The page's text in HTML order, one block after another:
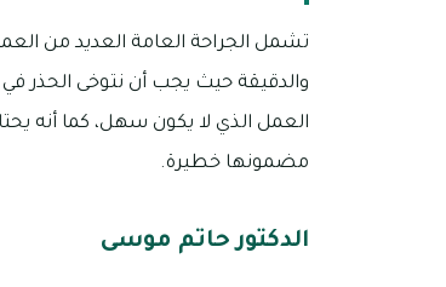
تشمل الجراحة العامة العديد من
والدقيقة حيث يجب أن نتوخى الحذر
العمل الذي لا يكون سهل، كما أنه
مضمونها خطيرة.
الدكتور حاتم موسى